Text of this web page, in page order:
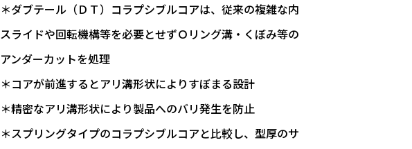
＊ダブテール（ＤＴ）コラプシブルコアは、従来の複雑な内
スライドや回転機構等を必要とせずＯリング溝・くぼみ等の
アンダーカットを処理
＊コアが前進するとアリ溝形状によりすぼまる設計
＊精密なアリ溝形状により製品へのバリ発生を防止
＊スプリングタイプのコラプシブルコアと比較し、型厚のサ